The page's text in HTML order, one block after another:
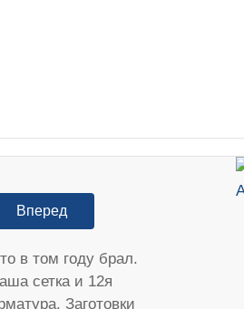
Вперед
в том году брал.
сетка и 12я
Заготовки